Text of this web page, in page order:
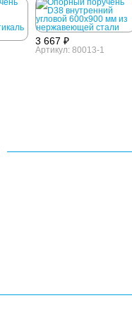
3 667 ₽
Артикул: 80013-1